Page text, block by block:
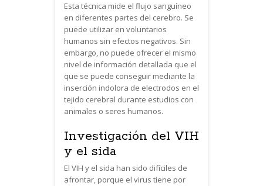
Esta técnica mide el flujo sanguíneo
en diferentes partes del cerebro. Se
puede utilizar en voluntarios
humanos sin efectos negativos. Sin
embargo, no puede ofrecer el mismo
nivel de información detallada que el
que se puede conseguir mediante la
inserción indolora de electrodos en el
tejido cerebral durante estudios con
animales o seres humanos.
Investigación del VIH
y el sida
El VIH y el sida han sido difíciles de
afrontar, porque el virus tiene por